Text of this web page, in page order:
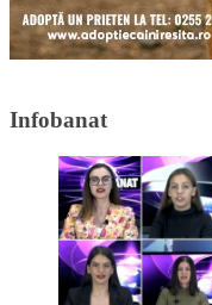
Infobanat